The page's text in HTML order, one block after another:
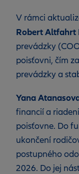
V rámci
Robert Altfahrt
prevádzky
poisťovni, čím
prevádzky a
Yana
financií a
poisťovne. Do
ukončení
postupného
2026. Do jej